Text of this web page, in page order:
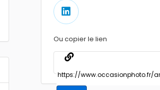
Ou copier le lien